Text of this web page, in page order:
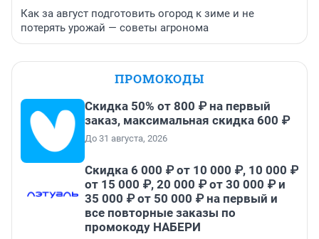
Как за август подготовить огород к зиме и не
потерять урожай — советы агронома
ПРОМОКОДЫ
Скидка 50% от 800 ₽ на первый
заказ, максимальная скидка 600 ₽
До 31 августа, 2026
Скидка 6 000 ₽ от 10 000 ₽, 10 000 ₽
от 15 000 ₽, 20 000 ₽ от 30 000 ₽ и
35 000 ₽ от 50 000 ₽ на первый и
все повторные заказы по
промокоду НАБЕРИ